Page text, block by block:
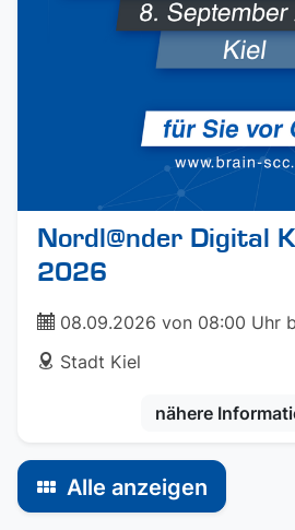
Nordl@nder Digital
2026
ticket08.09.2026 von 08:00 Uhr
address
Stadt Kiel
nähere
Alle anzeigen